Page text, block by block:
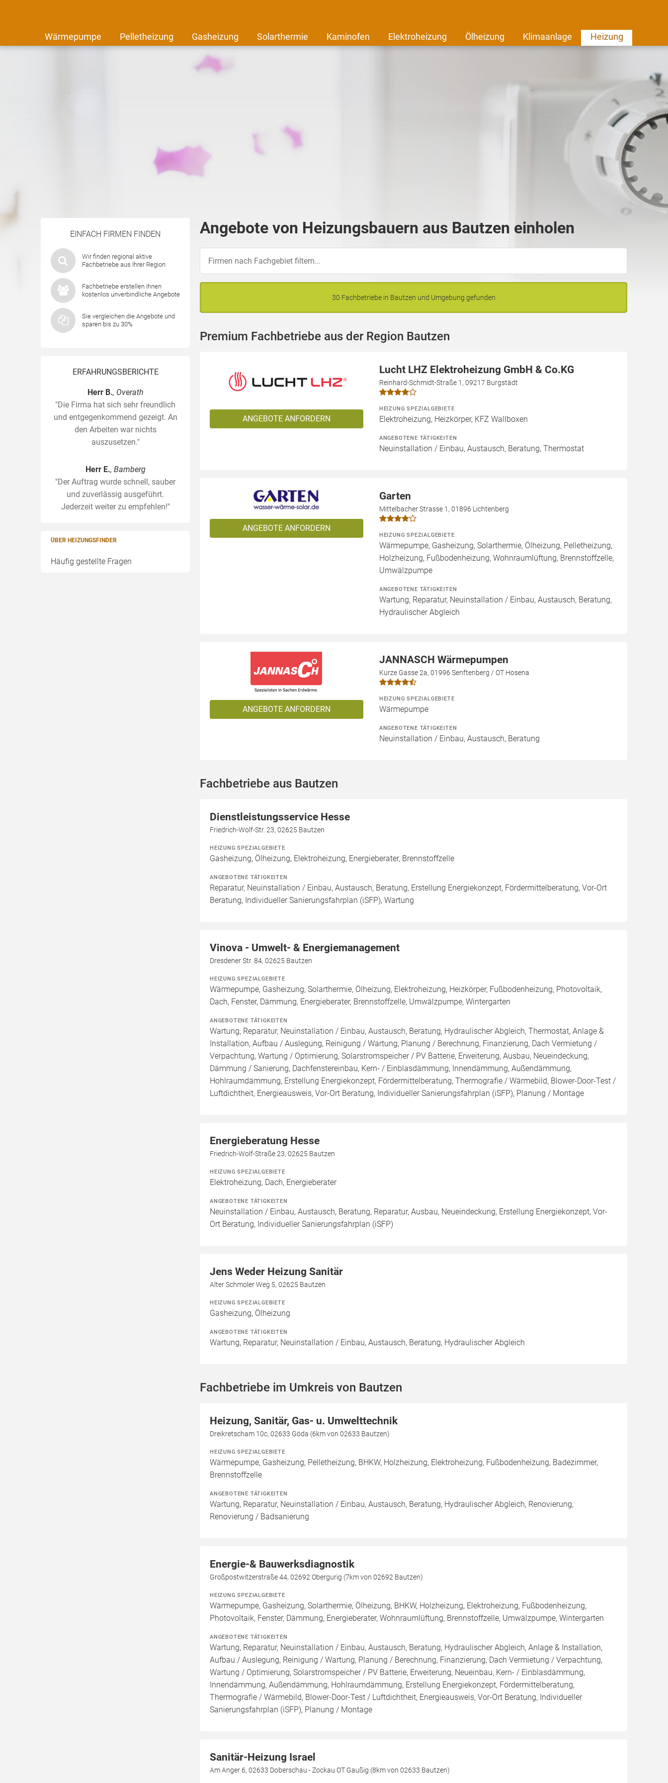
Wärmepumpe Pelletheizung Gasheizung Solarthermie Kaminofen Elektroheizung Ölheizung Klimaanlage Heizung
EINFACH FIRMEN FINDEN
Wir finden regional aktive
Fachbetriebe aus Ihrer Region
Fachbetriebe erstellen Ihnen
kostenlos unverbindliche Angebote
Sie vergleichen die Angebote und
sparen bis zu 30%
ERFAHRUNGSBERICHTE
Herr B., Overath
"Die Firma hat sich sehr freundlich
und entgegenkommend gezeigt. An
den Arbeiten war nichts
auszusetzen."
Herr E., Bamberg
"Der Auftrag wurde schnell, sauber
und zuverlässig ausgeführt.
Jederzeit weiter zu empfehlen!"
ÜBER HEIZUNGSFINDER
Häufig gestellte Fragen
Angebote von Heizungsbauern aus Bautzen einholen
30 Fachbetriebe in Bautzen und Umgebung gefunden
Premium Fachbetriebe aus der Region Bautzen
ANGEBOTE ANFORDERN
Lucht LHZ Elektroheizung GmbH & Co.KG
Reinhard-Schmidt-Straße 1, 09217 Burgstädt
HEIZUNG SPEZIALGEBIETE
Elektroheizung, Heizkörper, KFZ Wallboxen
ANGEBOTENE TÄTIGKEITEN
Neuinstallation / Einbau, Austausch, Beratung, Thermostat
ANGEBOTE ANFORDERN
Garten
Mittelbacher Strasse 1, 01896 Lichtenberg
HEIZUNG SPEZIALGEBIETE
Wärmepumpe, Gasheizung, Solarthermie, Ölheizung, Pelletheizung,
Holzheizung, Fußbodenheizung, Wohnraumlüftung, Brennstoffzelle,
Umwälzpumpe
ANGEBOTENE TÄTIGKEITEN
Wartung, Reparatur, Neuinstallation / Einbau, Austausch, Beratung,
Hydraulischer Abgleich
ANGEBOTE ANFORDERN
JANNASCH Wärmepumpen
Kurze Gasse 2a, 01996 Senftenberg / OT Hosena
HEIZUNG SPEZIALGEBIETE
Wärmepumpe
ANGEBOTENE TÄTIGKEITEN
Neuinstallation / Einbau, Austausch, Beratung
Fachbetriebe aus Bautzen
Dienstleistungsservice Hesse
Friedrich-Wolf-Str. 23, 02625 Bautzen
HEIZUNG SPEZIALGEBIETE
Gasheizung, Ölheizung, Elektroheizung, Energieberater, Brennstoffzelle
ANGEBOTENE TÄTIGKEITEN
Reparatur, Neuinstallation / Einbau, Austausch, Beratung, Erstellung Energiekonzept, Fördermittelberatung, Vor-Ort
Beratung, Individueller Sanierungsfahrplan (iSFP), Wartung
Vinova - Umwelt- & Energiemanagement
Dresdener Str. 84, 02625 Bautzen
HEIZUNG SPEZIALGEBIETE
Wärmepumpe, Gasheizung, Solarthermie, Ölheizung, Elektroheizung, Heizkörper, Fußbodenheizung, Photovoltaik,
Dach, Fenster, Dämmung, Energieberater, Brennstoffzelle, Umwälzpumpe, Wintergarten
ANGEBOTENE TÄTIGKEITEN
Wartung, Reparatur, Neuinstallation / Einbau, Austausch, Beratung, Hydraulischer Abgleich, Thermostat, Anlage &
Installation, Aufbau / Auslegung, Reinigung / Wartung, Planung / Berechnung, Finanzierung, Dach Vermietung /
Verpachtung, Wartung / Optimierung, Solarstromspeicher / PV Batterie, Erweiterung, Ausbau, Neueindeckung,
Dämmung / Sanierung, Dachfenstereinbau, Kern- / Einblasdämmung, Innendämmung, Außendämmung,
Hohlraumdämmung, Erstellung Energiekonzept, Fördermittelberatung, Thermografie / Wärmebild, Blower-Door-Test /
Luftdichtheit, Energieausweis, Vor-Ort Beratung, Individueller Sanierungsfahrplan (iSFP), Planung / Montage
Energieberatung Hesse
Friedrich-Wolf-Straße 23, 02625 Bautzen
HEIZUNG SPEZIALGEBIETE
Elektroheizung, Dach, Energieberater
ANGEBOTENE TÄTIGKEITEN
Neuinstallation / Einbau, Austausch, Beratung, Reparatur, Ausbau, Neueindeckung, Erstellung Energiekonzept, Vor-
Ort Beratung, Individueller Sanierungsfahrplan (iSFP)
Jens Weder Heizung Sanitär
Alter Schmoler Weg 5, 02625 Bautzen
HEIZUNG SPEZIALGEBIETE
Gasheizung, Ölheizung
ANGEBOTENE TÄTIGKEITEN
Wartung, Reparatur, Neuinstallation / Einbau, Austausch, Beratung, Hydraulischer Abgleich
Fachbetriebe im Umkreis von Bautzen
Heizung, Sanitär, Gas- u. Umwelttechnik
Dreikretscham 10c, 02633 Göda (6km von 02633 Bautzen)
HEIZUNG SPEZIALGEBIETE
Wärmepumpe, Gasheizung, Pelletheizung, BHKW, Holzheizung, Elektroheizung, Fußbodenheizung, Badezimmer,
Brennstoffzelle
ANGEBOTENE TÄTIGKEITEN
Wartung, Reparatur, Neuinstallation / Einbau, Austausch, Beratung, Hydraulischer Abgleich, Renovierung,
Renovierung / Badsanierung
Energie-& Bauwerksdiagnostik
Großpostwitzerstraße 44, 02692 Obergurig (7km von 02692 Bautzen)
HEIZUNG SPEZIALGEBIETE
Wärmepumpe, Gasheizung, Solarthermie, Ölheizung, BHKW, Holzheizung, Elektroheizung, Fußbodenheizung,
Photovoltaik, Fenster, Dämmung, Energieberater, Wohnraumlüftung, Brennstoffzelle, Umwälzpumpe, Wintergarten
ANGEBOTENE TÄTIGKEITEN
Wartung, Reparatur, Neuinstallation / Einbau, Austausch, Beratung, Hydraulischer Abgleich, Anlage & Installation,
Aufbau / Auslegung, Reinigung / Wartung, Planung / Berechnung, Finanzierung, Dach Vermietung / Verpachtung,
Wartung / Optimierung, Solarstromspeicher / PV Batterie, Erweiterung, Neueinbau, Kern- / Einblasdämmung,
Innendämmung, Außendämmung, Hohlraumdämmung, Erstellung Energiekonzept, Fördermittelberatung,
Thermografie / Wärmebild, Blower-Door-Test / Luftdichtheit, Energieausweis, Vor-Ort Beratung, Individueller
Sanierungsfahrplan (iSFP), Planung / Montage
Sanitär-Heizung Israel
Am Anger 6, 02633 Doberschau - Zockau OT Gaußig (8km von 02633 Bautzen)